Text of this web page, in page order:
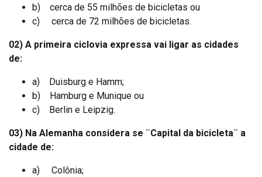
b) cerca de 55 milhões de bicicletas ou
c) cerca de 72 milhões de bicicletas.
02) A primeira ciclovia expressa vai ligar as cidades
de:
a) Duisburg e Hamm;
b) Hamburg e Munique ou
c) Berlin e Leipzig.
03) Na Alemanha considera se ¨Capital da bicicleta¨ a
cidade de:
a) Colônia;